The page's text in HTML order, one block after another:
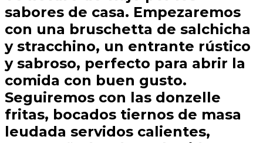
sabores de casa. Empezaremos
con una bruschetta de salchicha
y stracchino, un entrante rústico
y sabroso, perfecto para abrir la
comida con buen gusto.
Seguiremos con las donzelle
fritas, bocados tiernos de masa
leudada servidos calientes,